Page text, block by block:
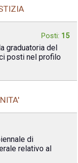
Posti: 15
graduatoria del
posti nel profilo
di
relativo al